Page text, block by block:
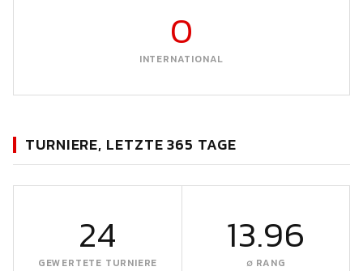
0
INTERNATIONAL
TURNIERE, LETZTE 365 TAGE
24
GEWERTETE TURNIERE
13.96
∅ RANG